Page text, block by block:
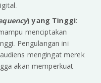
) yang Tinggi:
menciptakan
Pengulangan ini
mengingat merek
akan memperkuat